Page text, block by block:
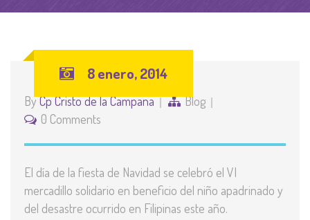
8 enero, 2014
ByCp Cristo de la Campana
Blog
0 Comments
El día de la fiesta de Navidad se celebró el VI
mercadillo solidario en beneficio del niño apadrinado y
del desastre ocurrido en Filipinas este año.